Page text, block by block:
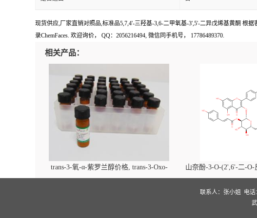
现货供应,厂家直销对照品,标准品5,7,4'-三羟基-3,6-二甲氧基-3',5'-二异戊烯基黄酮 根
录ChemFaces. 欢迎询价， QQ：2056216494, 微信同手机号， 17786489370.
相关产品：
trans-3-氧-α-紫罗兰醇价格, trans-3-Oxo-
alpha-ionol对照品, CAS号:896107-70-3
山奈酚-3-O-(2',6'-二-
beta-D-吡喃葡萄糖苷价
(2',6'-di-O-trans-p-
glucopyranoside对照品,
联系人：张小姐 电话